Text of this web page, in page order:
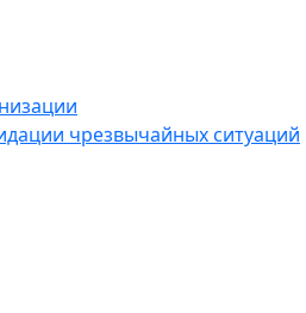
чрезвычайных ситуаций